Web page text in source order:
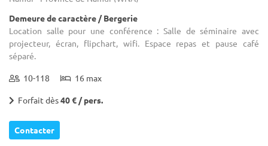
Demeure de caractère / Bergerie
Location salle pour une conférence : Salle de séminaire avec
projecteur, écran, flipchart, wifi. Espace repas et pause café
séparé.
10-118 16 max
Forfait dès40 € / pers.
Contacter